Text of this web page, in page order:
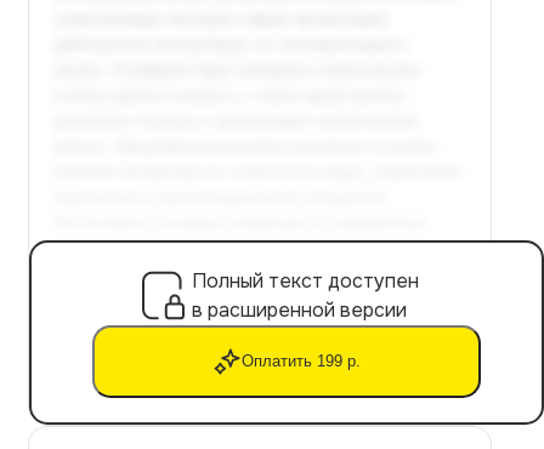
Полный текст доступен
в расширенной версии
Оплатить 199 р.